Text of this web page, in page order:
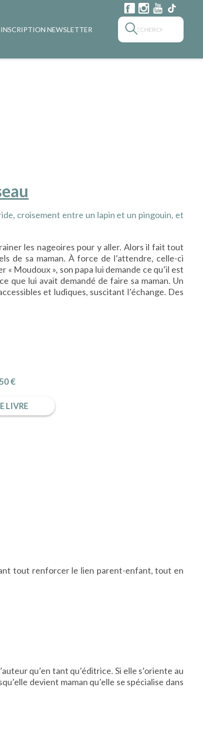
INSCRIPTION NEWSLETTER
croisement entre un lapin et un pingouin, et
les nageoires pour y aller. Alors il fait tout
de sa maman. À force de l’attendre, celle-ci
« Moudoux », son papa lui demande ce qu’il est
que lui avait demandé de faire sa maman. Un
et ludiques, suscitant l’échange. Des
€
LIVRE
tout renforcer le lien parent-enfant, tout en
qu’en tant qu’éditrice. Si elle s’oriente au
devient maman qu’elle se spécialise dans